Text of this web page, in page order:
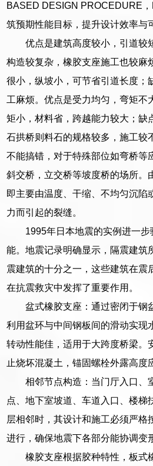
BASED DESIGN PROCEDURE
筑预期性能目标，提升设计效率与
优点是建筑高度较小，引道较
构造较复杂，橡胶支座施工也较麻
很小，纵坡小，可节省引道长度；
工麻烦。优点是受力均匀，弯矩不
矩小，材料省，跨越能力较大；缺
石拱桥则料石的规格较多，施工较
不能搞错，对于特殊部位如弯桥等
斜交桥，立交桥等坡度桥的场所。
即主要由温度、干缩、不均匀沉陷
力而引起的裂缝。
1995年日本地震的实例进一
能。地震记录明确显示，隔震建筑
震建筑的十分之一，这些建筑在震
在抗震救灾中发挥了重要作用。
盆式橡胶支座：通过密闭于钢
利用盆环与中间钢板间的滑动实现
转动性能佳，适用于大跨度桥梁。
止烧坏混凝土，锚固螺栓外露高度
相邻节点构造：当门厅入口、
点、地下室坡道、车道入口、楼梯
层相邻时，其设计和施工必须严格
进行，确保地震下各部分能协调变
橡胶支座根据胶种特性，板式